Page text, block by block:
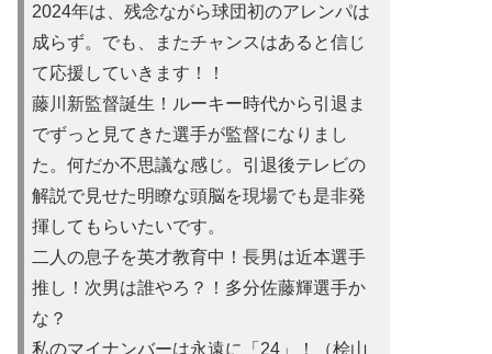
2024年は、残念ながら球団初のアレンパは
成らず。でも、またチャンスはあると信じ
て応援していきます！！
藤川新監督誕生！ルーキー時代から引退ま
でずっと見てきた選手が監督になりまし
た。何だか不思議な感じ。引退後テレビの
解説で見せた明瞭な頭脳を現場でも是非発
揮してもらいたいです。
二人の息子を英才教育中！長男は近本選手
推し！次男は誰やろ？！多分佐藤輝選手か
な？
私のマイナンバーは永遠に「24」！（桧山